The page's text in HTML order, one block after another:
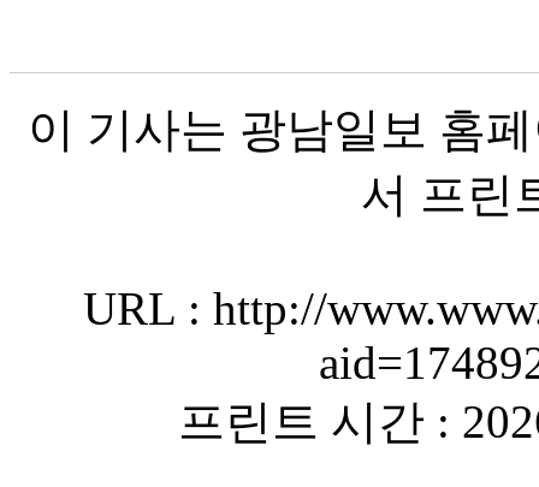
이 기사는 광남일보 홈
서 프린
URL : http://
프린트 시간 :